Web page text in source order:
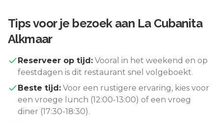
Tips voor je bezoek aan La Cubanita
Alkmaar
Reserveer op tijd: Vooral in het weekend en op
feestdagen is dit restaurant snel volgeboekt.
Beste tijd: Voor een rustigere ervaring, kies voor
een vroege lunch (12:00-13:00) of een vroeg
diner (17:30-18:30).